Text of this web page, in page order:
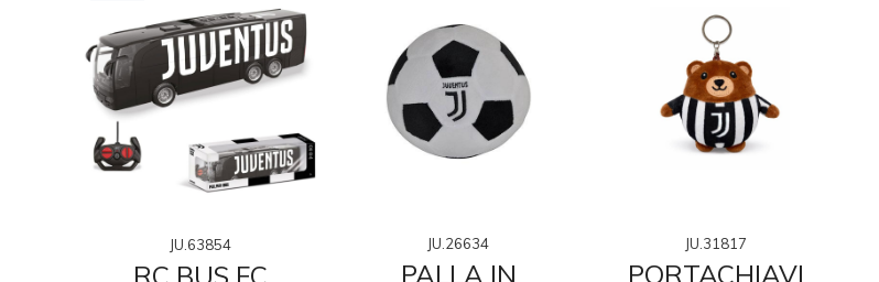
JU.63854
RC BUS FC
JU.26634
PALLA IN
JU.31817
PORTACHIAVI